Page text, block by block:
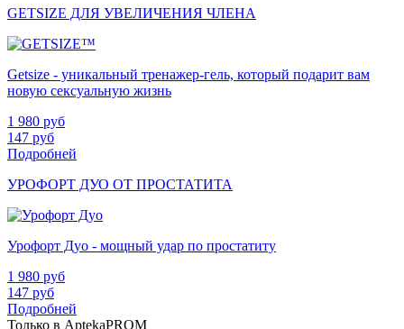
GETSIZE ДЛЯ УВЕЛИЧЕНИЯ ЧЛЕНА
Getsize - уникальный тренажер-гель, который подарит вам
новую сексуальную жизнь
1 980 руб
147 руб
Подробней
УРОФОРТ ДУО ОТ ПРОСТАТИТА
Урофорт Дуо - мощный удар по простатиту
1 980 руб
147 руб
Подробней
Только в AptekaPROM